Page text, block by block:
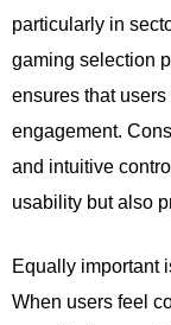
particularly in
gaming selection
ensures that
engagement.
and intuitive
usability but also
Equally important
When users feel